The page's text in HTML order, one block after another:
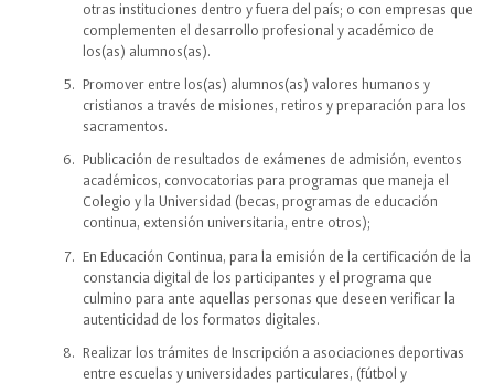
otras instituciones dentro y fuera del país; o con empresas que
complementen el desarrollo profesional y académico de
los(as) alumnos(as).
Promover entre los(as) alumnos(as) valores humanos y
cristianos a través de misiones, retiros y preparación para los
sacramentos.
Publicación de resultados de exámenes de admisión, eventos
académicos, convocatorias para programas que maneja el
Colegio y la Universidad (becas, programas de educación
continua, extensión universitaria, entre otros);
En Educación Continua, para la emisión de la certificación de la
constancia digital de los participantes y el programa que
culmino para ante aquellas personas que deseen verificar la
autenticidad de los formatos digitales.
Realizar los trámites de Inscripción a asociaciones deportivas
entre escuelas y universidades particulares, (fútbol y